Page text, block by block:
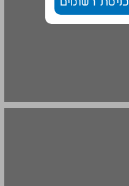
כניסת רשומים